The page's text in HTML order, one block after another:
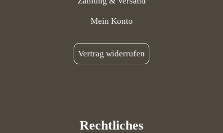
Mein Konto
Vertrag widerrufen
Rechtliches